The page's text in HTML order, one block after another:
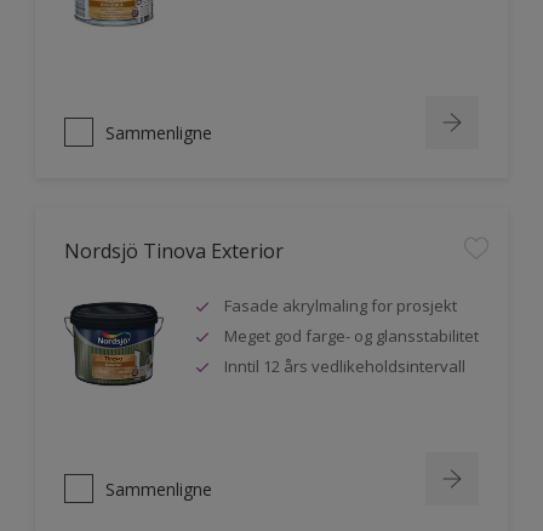
Sammenligne
Nordsjö Tinova Exterior
Fasade akrylmaling for prosjekt
Meget god farge- og glansstabilitet
Inntil 12 års vedlikeholdsintervall
Sammenligne